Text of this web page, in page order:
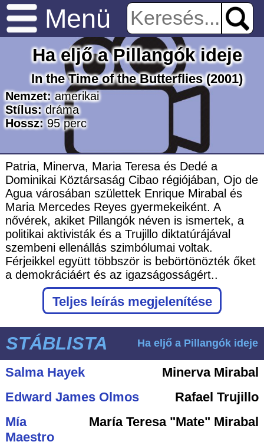
Menü
Ha eljő a Pillangók ideje
In the Time of the Butterflies(2001)
Nemzet: amerikai
Stílus: dráma
Hossz: 95perc
Patria, Minerva, Maria Teresa és Dedé a
Dominikai Köztársaság Cibao régiójában, Ojo de
Agua városában születtek Enrique Mirabal és
Maria Mercedes Reyes gyermekeiként. A
nővérek, akiket Pillangók néven is ismertek, a
politikai aktivisták és a Trujillo diktatúrájával
szembeni ellenállás szimbólumai voltak.
Férjeikkel együtt többször is bebörtönözték őket
a demokráciáért és az igazságosságért..
Teljes leírás megjelenítése
STÁBLISTA Ha eljő a Pillangók ideje
Salma Hayek
Minerva Mirabal
Edward James Olmos
Rafael Trujillo
Mía
Maestro
María Teresa "Mate" Mirabal